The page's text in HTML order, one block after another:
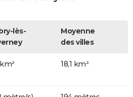
lès-
Moyenne
des villes
18,1 km²